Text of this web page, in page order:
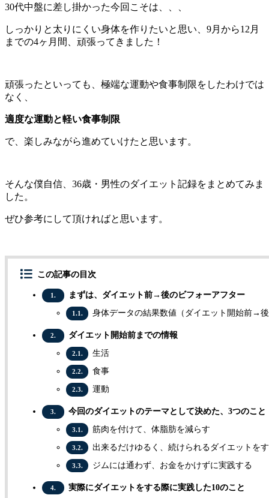
30代中盤に差し掛かった今回こそは、、、
しっかりと太りにくい身体を作りたいと思い、9月から12月
までの4ヶ月間、頑張ってきました！
頑張ったといっても、極端な運動や食事制限をしたわけでは
なく、
適度な運動と軽い食事制限
で、楽しみながら進めていけたと思います。
そんな僕自信、36歳・男性のダイエット記録をまとめてみま
した。
ぜひ参考にして頂ければと思います。
この記事の目次
1. まずは、ダイエット前→後のビフォーアフター
1.1. 身体データの結果数値（ダイエット開始前→
2. ダイエット開始前までの情報
2.1. 生活
2.2. 食事
2.3. 運動
3. 今回のダイエットのテーマとして決めた、3つのこと
3.1. 筋肉を付けて、体脂肪を減らす
3.2. 出来るだけゆるく、続けられるダイエットを
3.3. ジムには通わず、お金をかけずに実践する
4. 実際にダイエットをする際に実践した10のこと